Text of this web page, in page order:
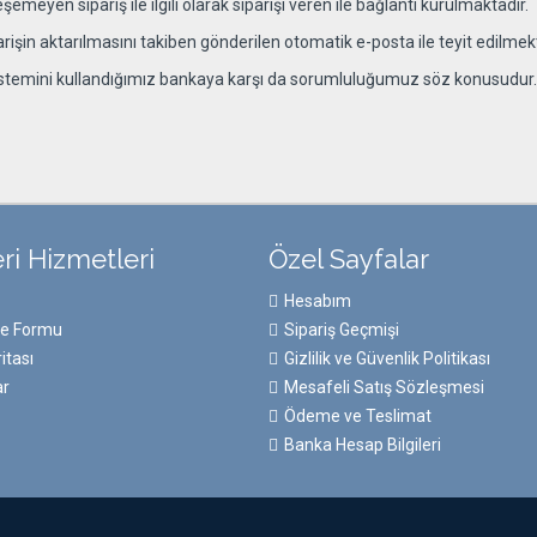
sipariş ile ilgili olarak siparişi veren ile bağlantı kurulmaktadır.
aktarılmasını takiben gönderilen otomatik e-posta ile teyit
kullandığımız bankaya karşı da sorumluluğumuz söz konusudur.
Hizmetleri
Formu
Özel Sayfalar
Hesabım
Sipariş Geçmişi
Gizlilik ve Güvenlik Politikası
Mesafeli Satış Sözleşmesi
Ödeme ve Teslimat
Banka Hesap Bilgileri